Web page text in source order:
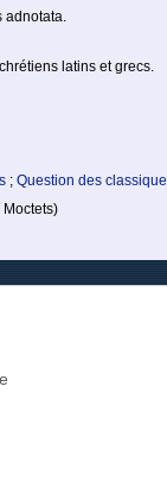
adnotata.
latins et grecs.
; Question des